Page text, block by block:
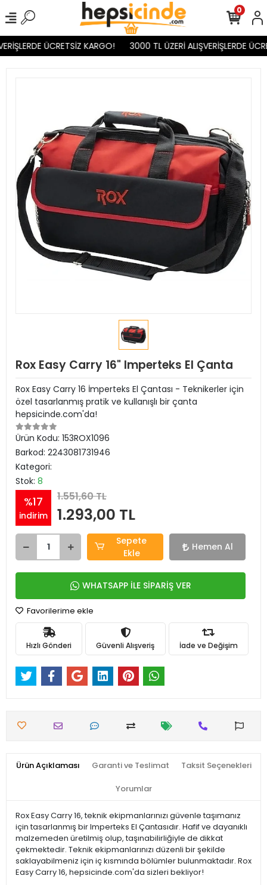
ÜCRETSİZ KARGO! 3000 TL ÜZERİ ALIŞVERİŞLERDE
0
Rox Easy Carry 16" Imperteks El Çanta
Rox Easy Carry 16 İmperteks El Çantası - Teknikerler için
özel tasarlanmış pratik ve kullanışlı bir çanta
hepsicinde.com'da!
Ürün Kodu: 153ROX1096
Barkod: 2243081731946
Kategori:
Stok: 8
%17
indirim
1.551,60 TL
1.293,00 TL
Sepete
Ekle
Hemen Al
WHATSAPP İLE SİPARİŞ VER
Favorilerime ekle
Hızlı Gönderi Güvenli Alışveriş İade ve Değişim
Ürün Açıklaması Garanti ve Teslimat Taksit Seçenekleri
Yorumlar
Rox Easy Carry 16, teknik ekipmanlarınızı güvenle taşımanız
için tasarlanmış bir Imperteks El Çantasıdır. Hafif ve dayanıklı
malzemeden üretilmiş olup, taşınabilirliğiyle de dikkat
çekmektedir. Teknik ekipmanlarınızı düzenli bir şekilde
saklayabilmeniz için iç kısmında bölümler bulunmaktadır. Rox
Easy Carry 16, hepsicinde.com'da sizleri bekliyor!